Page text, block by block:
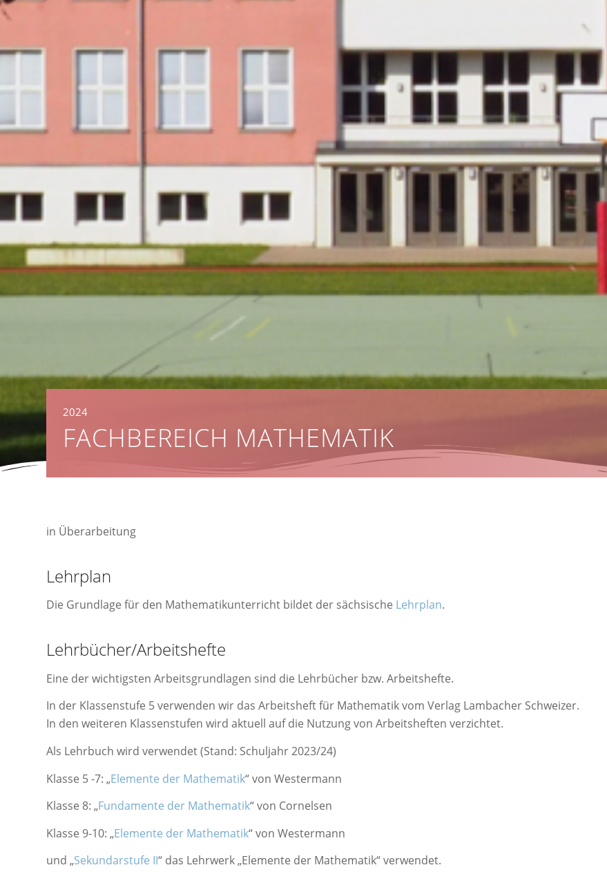
2024
FACHBEREICH MATHEMATIK
in Überarbeitung
Lehrplan
Die Grundlage für den Mathematikunterricht bildet der sächsische Lehrplan.
Lehrbücher/Arbeitshefte
Eine der wichtigsten Arbeitsgrundlagen sind die Lehrbücher bzw. Arbeitshefte.
In der Klassenstufe 5 verwenden wir das Arbeitsheft für Mathematik vom Verlag Lambacher Schweizer.
In den weiteren Klassenstufen wird aktuell auf die Nutzung von Arbeitsheften verzichtet.
Als Lehrbuch wird verwendet (Stand: Schuljahr 2023/24)
Klasse 5 -7: „Elemente der Mathematik“ von Westermann
Klasse 8: „Fundamente der Mathematik“ von Cornelsen
Klasse 9-10: „Elemente der Mathematik“ von Westermann
und „Sekundarstufe II“ das Lehrwerk „Elemente der Mathematik“ verwendet.